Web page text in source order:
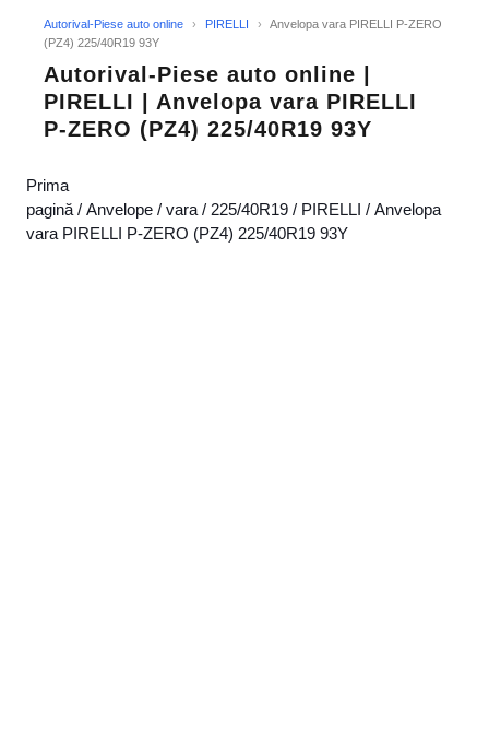
Autorival-Piese auto online › PIRELLI ›
Anvelopa vara PIRELLI P-ZERO
(PZ4) 225/40R19 93Y
Autorival-Piese auto online |
PIRELLI | Anvelopa vara PIRELLI
P-ZERO (PZ4) 225/40R19 93Y
Prima
pagină / Anvelope / vara / 225/40R19 / PIRELLI / Anvelopa
vara PIRELLI P-ZERO (PZ4) 225/40R19 93Y